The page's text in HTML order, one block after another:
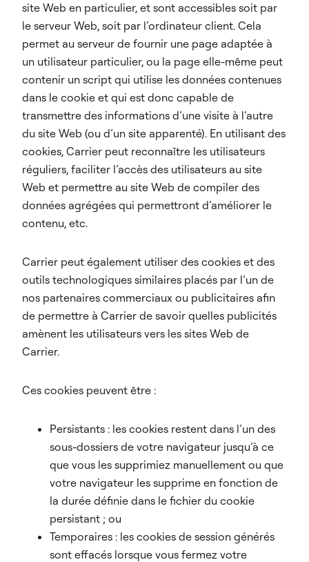
site Web en particulier, et sont accessibles soit par
le serveur Web, soit par l’ordinateur client. Cela
permet au serveur de fournir une page adaptée à
un utilisateur particulier, ou la page elle-même peut
contenir un script qui utilise les données contenues
dans le cookie et qui est donc capable de
transmettre des informations d’une visite à l’autre
du site Web (ou d’un site apparenté). En utilisant des
cookies, Carrier peut reconnaître les utilisateurs
réguliers, faciliter l’accès des utilisateurs au site
Web et permettre au site Web de compiler des
données agrégées qui permettront d’améliorer le
contenu, etc.
Carrier peut également utiliser des cookies et des
outils technologiques similaires placés par l’un de
nos partenaires commerciaux ou publicitaires afin
de permettre à Carrier de savoir quelles publicités
amènent les utilisateurs vers les sites Web de
Carrier.
Ces cookies peuvent être :
Persistants : les cookies restent dans l’un des
sous-dossiers de votre navigateur jusqu’à ce
que vous les supprimiez manuellement ou que
votre navigateur les supprime en fonction de
la durée définie dans le fichier du cookie
persistant ; ou
Temporaires : les cookies de session générés
sont effacés lorsque vous fermez votre